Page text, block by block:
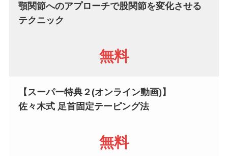
顎関節へのアプローチで股関節を変化させる
テクニック
無料
【スーパー特典２ (オンライン動画)】
佐々木式 足首固定テーピング法
無料